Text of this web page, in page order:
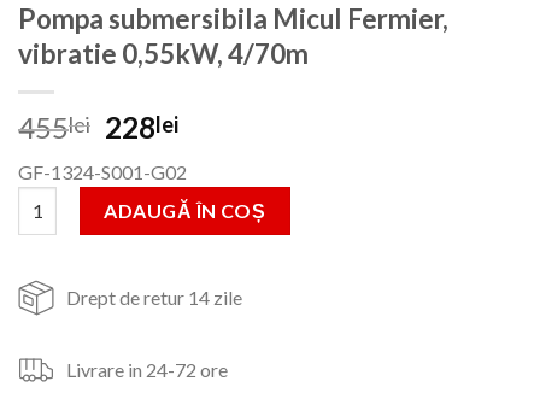
Pompa submersibila Micul Fermier,
vibratie 0,55kW, 4/70m
455lei Prețul
a
fost:
455lei.
228leiPrețul
este:
228lei.
GF-1324-S001-G02
Cantitate Pompa submersibila Micul Fermier, vibratie 0,55kW, 4/
ADAUGĂ ÎN COȘ
Drept de retur 14 zile
Livrare in 24-72 ore